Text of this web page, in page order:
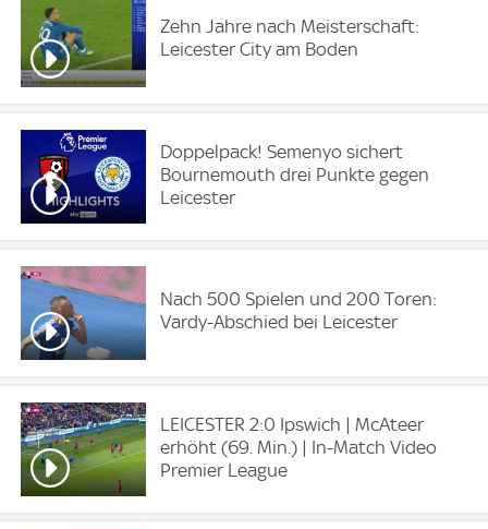
Zehn Jahre nach Meisterschaft:
Leicester City am Boden
Doppelpack! Semenyo sichert
Bournemouth drei Punkte gegen
Leicester
Nach 500 Spielen und 200 Toren:
Vardy-Abschied bei Leicester
LEICESTER 2:0 Ipswich | McAteer
erhöht (69. Min.) | In-Match Video
Premier League